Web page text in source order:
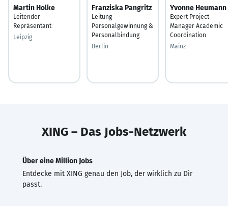
Martin Holke
Leitender
Repräsentant
Leipzig
Franziska Pangritz
Leitung
Personalgewinnung &
Personalbindung
Berlin
Yvonne Heumann
Expert Project
Manager Academic
Coordination
Mainz
XING – Das Jobs-Netzwerk
Über eine Million Jobs
Entdecke mit XING genau den Job, der wirklich zu Dir
passt.